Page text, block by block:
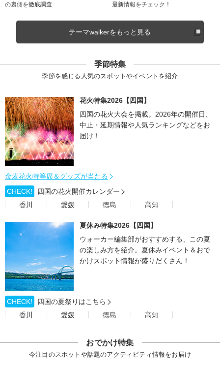
の裏側を徹底調査
最新情報をチェック！
テーマwalkerをもっと見る
季節特集
季節を感じる人気のスポットやイベントを紹介
花火特集2026【四国】
四国の花火大会を掲載。2026年の開催日、
中止・延期情報や人気ランキングなどをお
届け！
金麦花火特等席＆グッズが当たる
CHECK!
四国の花火開催カレンダー
香川
愛媛 徳島 高知
夏休み特集2026【四国】
ウォーカー編集部がおすすめする、この夏
の楽しみ方を紹介。夏休みイベント＆おで
かけスポット情報が盛りだくさん！
CHECK!
四国の夏祭りはこちら
香川
愛媛 徳島 高知
おでかけ特集
今注目のスポットや話題のアクティビティ情報をお届け